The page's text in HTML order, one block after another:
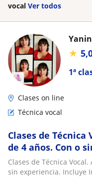
vocal Ver todos
1ª
★
Clases on line
Técnica vocal
Clases de
de 4 años. Con o
Interpretación y
Clases de Técnica
sin experiencia. Incluye